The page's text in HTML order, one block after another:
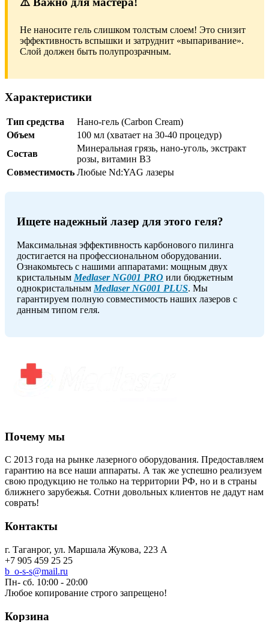
Не наносите гель слишком толстым слоем! Это снизит
эффективность вспышки и затруднит «выпаривание».
Слой должен быть полупрозрачным.
Характеристики
Тип средства
Нано-гель (Carbon Cream)
Объем
100 мл (хватает на 30-40 процедур)
Состав
Минеральная грязь, нано-уголь, экстракт
розы, витамин B3
Совместимость Любые Nd:YAG лазеры
Ищете надежный лазер для этого геля?
Максимальная эффективность карбонового пилинга
достигается на профессиональном оборудовании.
Ознакомьтесь с нашими аппаратами: мощным двух
кристальным Medlaser NG001 PRO или бюджетным
однокристальным Medlaser NG001 PLUS. Мы
гарантируем полную совместимость наших лазеров с
данным типом геля.
Почему мы
С 2013 года на рынке лазерного оборудования. Предоставляем
гарантию на все наши аппараты. А так же успешно реализуем
свою продукцию не только на территории РФ, но и в страны
ближнего зарубежья. Сотни довольных клиентов не дадут нам
соврать!
Контакты
г. Таганрог, ул. Маршала Жукова, 223 А
+7 905 459 25 25
b_o-s-s@mail.ru
Пн- сб. 10:00 - 20:00
Любое копирование строго запрещено!
Корзина